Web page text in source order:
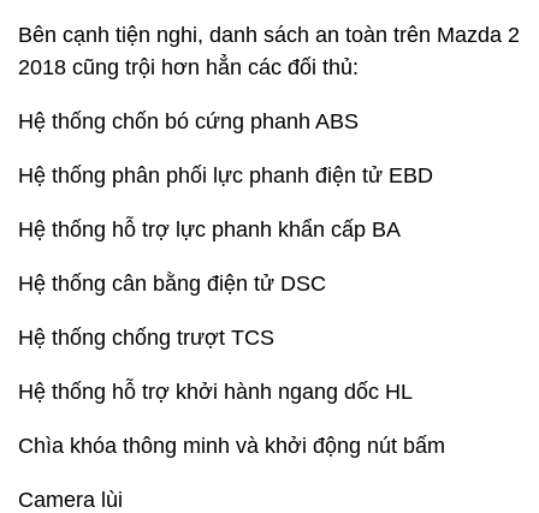
Bên cạnh tiện nghi, danh sách an toàn trên Mazda 2
2018 cũng trội hơn hẳn các đối thủ:
Hệ thống chốn bó cứng phanh ABS
Hệ thống phân phối lực phanh điện tử EBD
Hệ thống hỗ trợ lực phanh khẩn cấp BA
Hệ thống cân bằng điện tử DSC
Hệ thống chống trượt TCS
Hệ thống hỗ trợ khởi hành ngang dốc HL
Chìa khóa thông minh và khởi động nút bấm
Camera lùi